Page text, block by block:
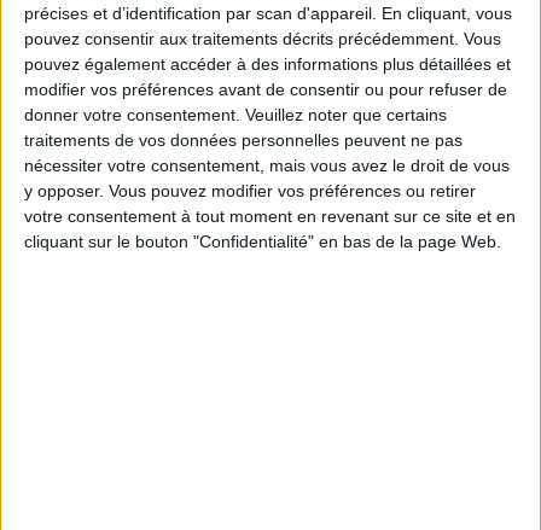
précises et d’identification par scan d'appareil. En cliquant, vous
pouvez consentir aux traitements décrits précédemment. Vous
pouvez également accéder à des informations plus détaillées et
modifier vos préférences avant de consentir ou pour refuser de
donner votre consentement. Veuillez noter que certains
traitements de vos données personnelles peuvent ne pas
nécessiter votre consentement, mais vous avez le droit de vous
y opposer. Vous pouvez modifier vos préférences ou retirer
votre consentement à tout moment en revenant sur ce site et en
cliquant sur le bouton "Confidentialité" en bas de la page Web.